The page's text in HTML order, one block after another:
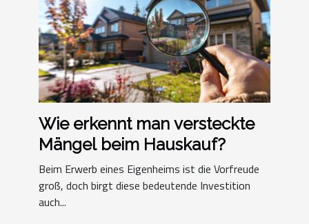
Wie erkennt man versteckte
Mängel beim Hauskauf?
Beim Erwerb eines Eigenheims ist die Vorfreude
groß, doch birgt diese bedeutende Investition
auch...